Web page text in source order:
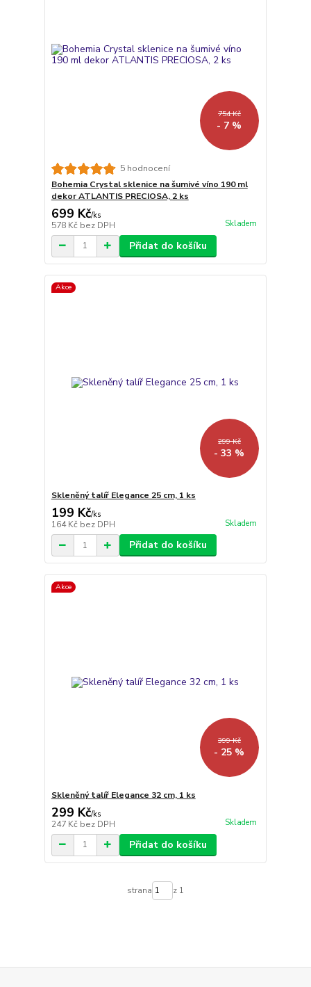
754 Kč
- 7 %
5 hodnocení
Bohemia Crystal sklenice na šumivé víno 190 ml
dekor ATLANTIS PRECIOSA, 2 ks
699 Kč/ks
578 Kč bez DPH Skladem
Přidat do košíku
Akce
299 Kč
- 33 %
Skleněný talíř Elegance 25 cm, 1 ks
199 Kč/ks
164 Kč bez DPH Skladem
Přidat do košíku
Akce
399 Kč
- 25 %
Skleněný talíř Elegance 32 cm, 1 ks
299 Kč/ks
247 Kč bez DPH Skladem
Přidat do košíku
strana z 1